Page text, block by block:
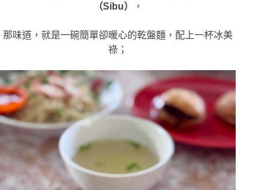
（Sibu）
，
那味道，就是一碗簡單卻暖心的乾盤麵，配上一杯冰美
祿；